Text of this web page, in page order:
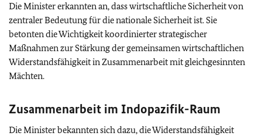
Die Minister erkannten an, dass wirtschaftliche Sicherheit von
zentraler Bedeutung für die nationale Sicherheit ist. Sie
betonten die Wichtigkeit koordinierter strategischer
Maßnahmen zur Stärkung der gemeinsamen wirtschaftlichen
Widerstandsfähigkeit in Zusammenarbeit mit gleichgesinnten
Mächten.
Zusammenarbeit im Indopazifik-Raum
Die Minister bekannten sich dazu, die Widerstandsfähigkeit